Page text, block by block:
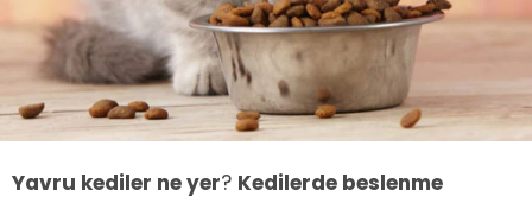
Yavru kediler ne yer? Kedilerde beslenme